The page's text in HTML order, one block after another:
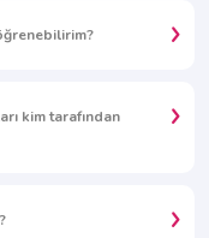
kim tarafından